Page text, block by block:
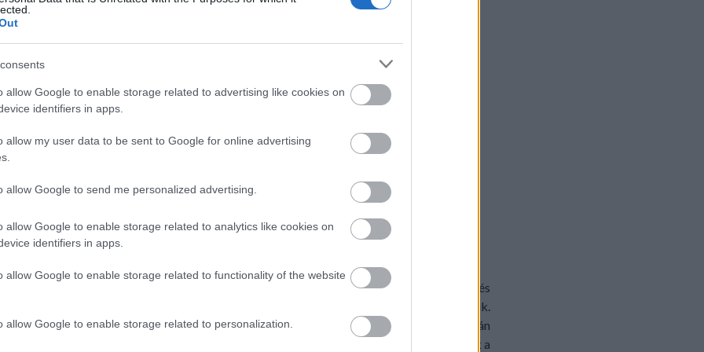
allow Google to enable storage related to advertising like cookies on
identifiers in apps.
allow my user data to be sent to Google for online advertising
allow Google to send me personalized advertising.
allow Google to enable storage related to analytics like cookies on
identifiers in apps.
allow Google to enable storage related to functionality of the website
allow Google to enable storage related to personalization.
két vagy három szeletre vágjuk. A zöldségeket – kivéve a hagymát – megtisztítjuk és
apróra vágjuk. A hagymát szintén apró kockákra vágjuk, és olajon dinszteljük.
csirkemellszeleteket, és fehéredésig sütjük, majd hagyjuk kicsit sülni. Ezután
és a paradicsomot, öntünk hozzá annyi vizet, hogy éppen ellepje, majd hozzáadjuk a